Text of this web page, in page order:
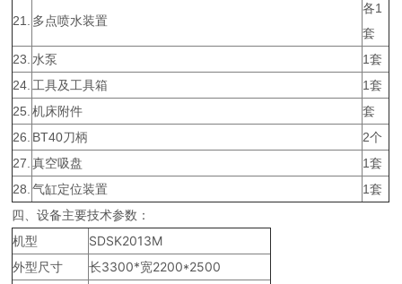
21. 多点喷水装置
各1
套
23. 水泵
1套
24. 工具及工具箱
1套
25. 机床附件
套
26. BT40刀柄
2个
27. 真空吸盘
1套
28. 气缸定位装置
1套
四、设备主要技术参数：
机型
SDSK2013M
外型尺寸
长3300*宽2200*2500